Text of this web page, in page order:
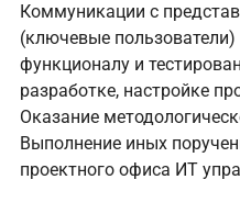
Коммуникации с
(ключевые
функционалу и
разработке, настройке
Оказание
Выполнение иных
проектного офиса ИТ